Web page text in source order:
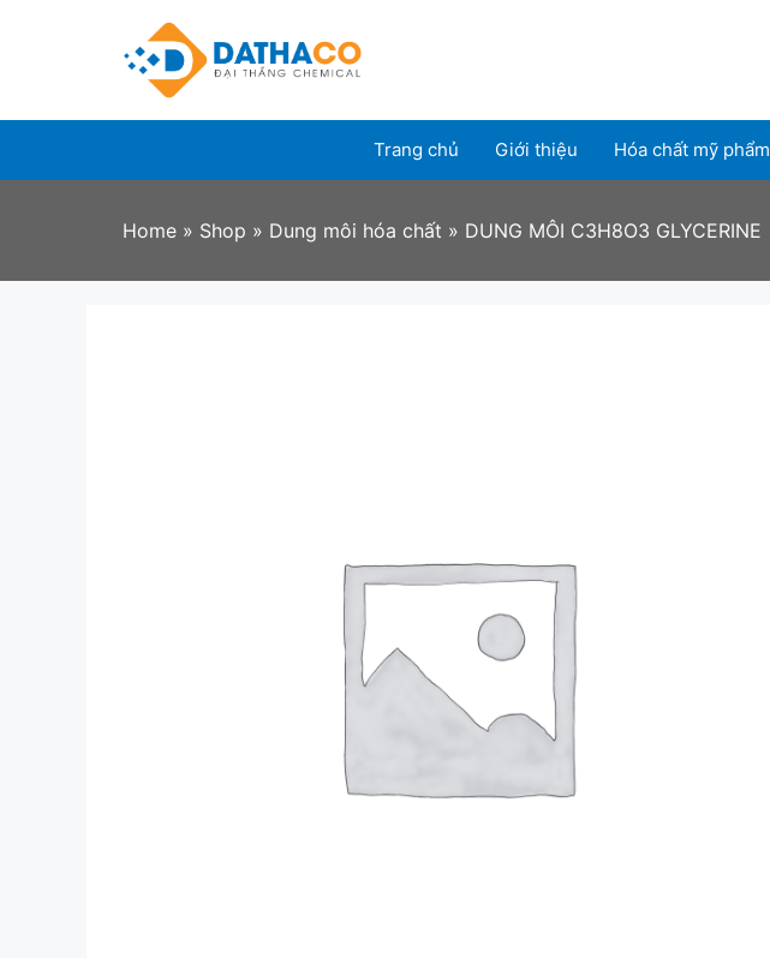
Trang chủ Giới thiệu Hóa chất mỹ phẩm
Home » Shop » Dung môi hóa chất » DUNG MÔI C3H8O3 GLYCERINE